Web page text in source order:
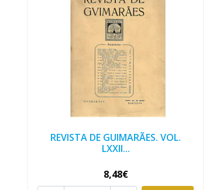
REVISTA DE GUIMARÃES. VOL.
LXXII...
8,48€